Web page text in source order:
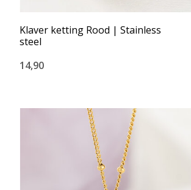
Klaver ketting Rood | Stainless
steel
14,90